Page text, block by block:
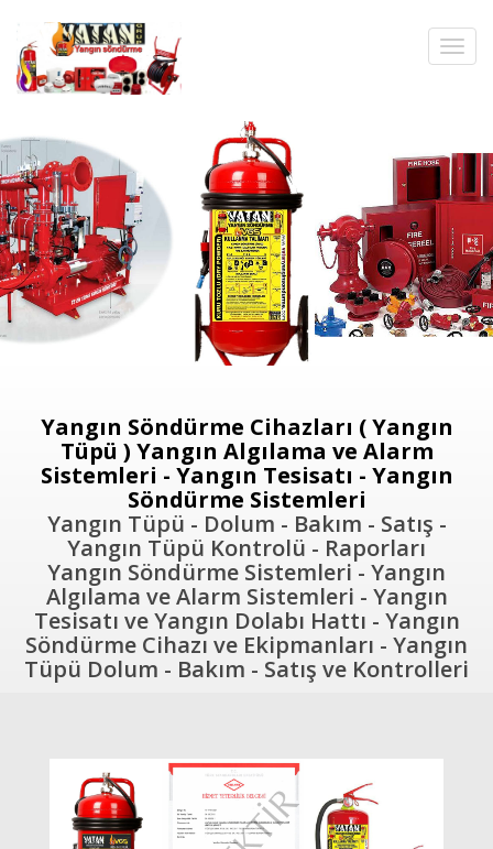
Yangın Söndürme Cihazları ( Yangın
Tüpü ) Yangın Algılama ve Alarm
Sistemleri - Yangın Tesisatı - Yangın
Söndürme Sistemleri
Yangın Tüpü - Dolum - Bakım - Satış -
Yangın Tüpü Kontrolü - Raporları
Yangın Söndürme Sistemleri - Yangın
Algılama ve Alarm Sistemleri - Yangın
Tesisatı ve Yangın Dolabı Hattı - Yangın
Söndürme Cihazı ve Ekipmanları - Yangın
Tüpü Dolum - Bakım - Satış ve Kontrolleri